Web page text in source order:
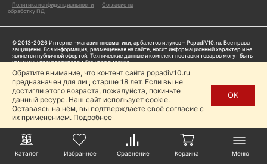
Политика конфиденциальности
Согласие на
обработку ПД
© 2013-2026 Интернет-магазин пневматики, арбалетов и луков – PopadiV10.ru. Все права
защищены. Вся информация, размещенная на сайте, носит информационный характер и не
является публичной офертой. Технические данные и комплект поставки товаров могут быть
изменены производителем без уведомления
Пользуясь сайтом Popadiv10.ru, пользователь автоматически соглашается с условиями,
прописанными в
Политике конфиденциальности
Копирование любой информации (тексты, фото, видео и др.) с сайта Popadiv10 запрещено,
за исключением наличия письменного согласия администрации сайта Popadiv10.
Каталог Избранное Сравнение Корзина Меню
Обратите внимание, что контент сайта popadiv10.ru
предназначен для лиц старше 18 лет. Если вы не
достигли этого возраста, пожалуйста, покиньте
данный ресурс. Наш сайт использует cookie.
Оставаясь на нём, вы подтверждаете своё согласие с
их применением. Подробнее
ОК